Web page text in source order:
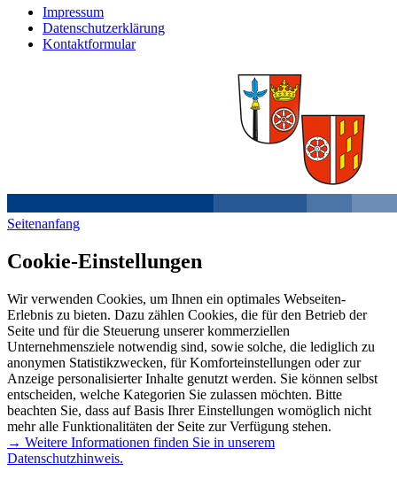
Impressum
Datenschutzerklärung
Kontaktformular
Seitenanfang
Cookie-Einstellungen
Wir verwenden Cookies, um Ihnen ein optimales Webseiten-
Erlebnis zu bieten. Dazu zählen Cookies, die für den Betrieb der
Seite und für die Steuerung unserer kommerziellen
Unternehmensziele notwendig sind, sowie solche, die lediglich zu
anonymen Statistikzwecken, für Komforteinstellungen oder zur
Anzeige personalisierter Inhalte genutzt werden. Sie können selbst
entscheiden, welche Kategorien Sie zulassen möchten. Bitte
beachten Sie, dass auf Basis Ihrer Einstellungen womöglich nicht
mehr alle Funktionalitäten der Seite zur Verfügung stehen.
→ Weitere Informationen finden Sie in unserem
Datenschutzhinweis.